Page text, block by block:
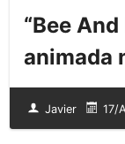
“Bee
animada
Javier 17/